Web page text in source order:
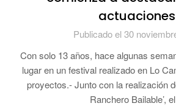
actuaciones
Publicado el 30
Con solo 13 años, hace algunas
lugar en un festival realizado en Lo
proyectos.- Junto con la realización
Ranchero Bailable’,